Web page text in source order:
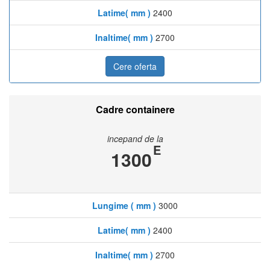
Latime( mm ) 2400
Inaltime( mm ) 2700
Cere oferta
Cadre containere
incepand de la
1300E
Lungime ( mm ) 3000
Latime( mm ) 2400
Inaltime( mm ) 2700